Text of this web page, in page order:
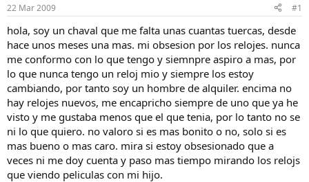
l
h
i
l
o
i
o
22 Mar 2009 #1
hola, soy un chaval que me falta unas cuantas tuercas, desde
hace unos meses una mas. mi obsesion por los relojes. nunca
me conformo con lo que tengo y siemnpre aspiro a mas, por
lo que nunca tengo un reloj mio y siempre los estoy
cambiando, por tanto soy un hombre de alquiler. encima no
hay relojes nuevos, me encapricho siempre de uno que ya he
visto y me gustaba menos que el que tenia, por lo tanto no se
ni lo que quiero. no valoro si es mas bonito o no, solo si es
mas bueno o mas caro. mira si estoy obsesionado que a
veces ni me doy cuenta y paso mas tiempo mirando los relojs
que viendo peliculas con mi hijo.